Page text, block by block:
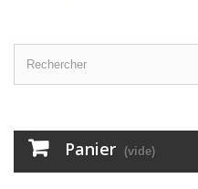
Panier (vide)